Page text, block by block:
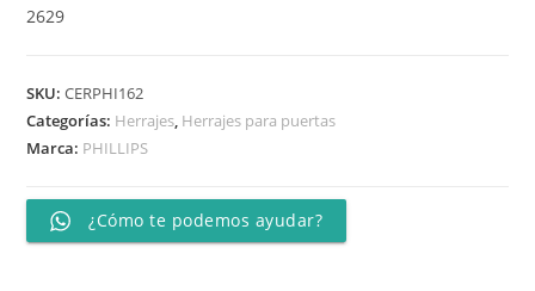
2629
SKU:CERPHI162
Categorías: Herrajes, Herrajes para puertas
Marca: PHILLIPS
¿Cómo te podemos ayudar?